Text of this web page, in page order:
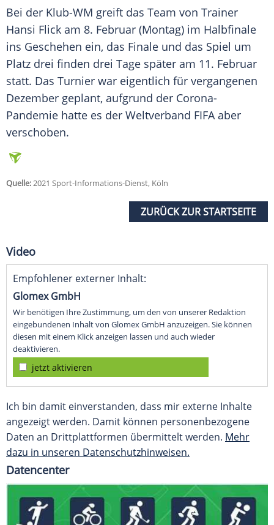
Bei der Klub-WM greift das Team von Trainer
Hansi Flick am 8. Februar (Montag) im Halbfinale
ins Geschehen ein, das Finale und das Spiel um
Platz drei finden drei Tage später am 11. Februar
statt. Das Turnier war eigentlich für vergangenen
Dezember geplant, aufgrund der Corona-
Pandemie hatte es der Weltverband FIFAaber
verschoben.
Quelle:2021 Sport-Informations-Dienst, Köln
ZURÜCK ZUR STARTSEITE
Video
Empfohlener externer Inhalt:
Glomex GmbH
Wir benötigen Ihre Zustimmung, um den von unserer Redaktion
eingebundenen Inhalt von Glomex GmbH anzuzeigen. Sie können
diesen mit einem Klick anzeigen lassen und auch wieder
deaktivieren.
jetzt aktivieren
Ich bin damit einverstanden, dass mir externe Inhalte
angezeigt werden. Damit können personenbezogene
Daten an Drittplattformen übermittelt werden. Mehr
dazu in unseren Datenschutzhinweisen.
Datencenter